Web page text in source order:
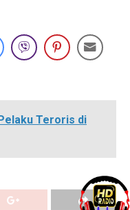
Teroris di